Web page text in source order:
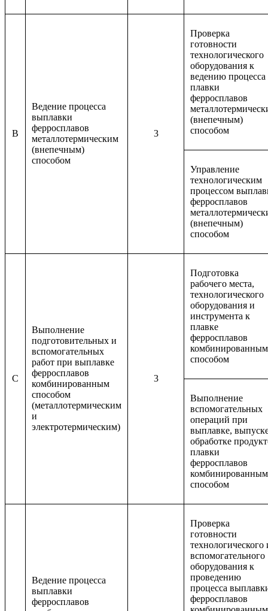
B
Ведение процесса
выплавки
ферросплавов
металлотермическим
(внепечным)
способом
3
Проверка
готовности
технологического
оборудования к
ведению процесса
плавки
ферросплавов
(внепечным)
способом
Управление
технологическим
процессом
ферросплавов
(внепечным)
способом
C
Выполнение
подготовительных и
вспомогательных
работ при выплавке
ферросплавов
комбинированным
способом
(металлотермическим
и
электротермическим)
3
Подготовка
рабочего места,
технологического
оборудования и
инструмента к
плавке
ферросплавов
комбинированным
способом
Выполнение
вспомогательных
операций при
выплавке,
обработке
плавки
ферросплавов
комбинированным
способом
Ведение процесса
выплавки
ферросплавов
Проверка
готовности
технологического
вспомогательного
оборудования к
проведению
процесса
ферросплавов